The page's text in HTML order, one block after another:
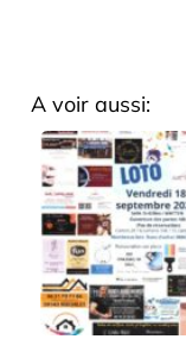
A voir aussi: